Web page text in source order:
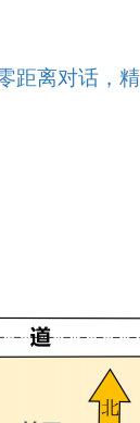
离对话，精